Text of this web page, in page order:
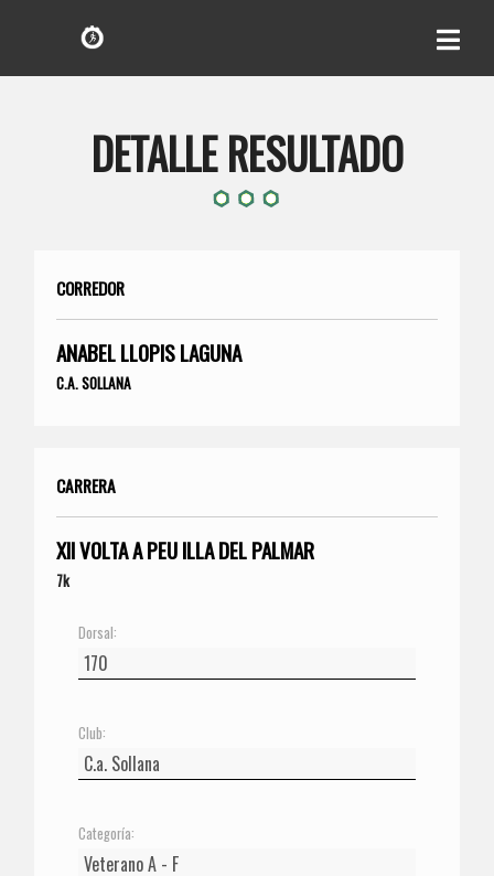
DETALLE RESULTADO
CORREDOR
ANABEL LLOPIS LAGUNA
C.A. SOLLANA
CARRERA
XII VOLTA A PEU ILLA DEL PALMAR
7k
Dorsal:
Club:
Categoría: